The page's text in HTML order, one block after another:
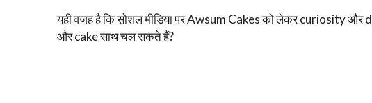
यही वजह है कि सोशल मीडिया पर Awsum Cakes को लेकर curiosity और
और cake साथ चल सकते हैं?